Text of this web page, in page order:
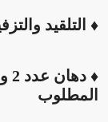
♦ التلقيد
المطلوب